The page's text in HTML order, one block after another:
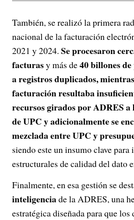
También, se realizó la primera
nacional de la facturación
2021 y 2024. Se procesaron
facturasy más de40 billones
a registros duplicados,
facturación resultaba
recursos girados por ADRES a
de UPC y adicionalmente se
mezclada entre UPC y
siendo este un insumo clave
estructurales de calidad del dato
Finalmente, en esa gestión se
inteligenciade la ADRES, una
estratégica diseñada para que los